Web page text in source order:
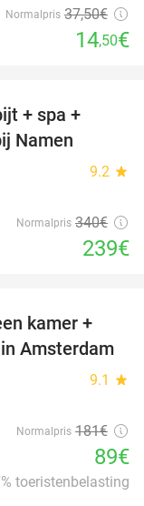
Normalpris 37,50€
14,50€
+ spa +
Namen
9.2 star
Normalpris 340€
239€
51%
kamer +
Amsterdam
9.1 star
Normalpris 181€
89€
toeristenbelasting